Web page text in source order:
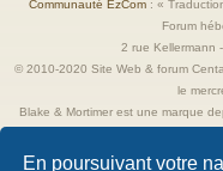
En poursuivant votre
Communauté EzCom : «
Forum
2 rue Kellermann
© 2010-2020 Site Web & forum
le
Blake & Mortimer est une marque
Toutes les images incluses dans